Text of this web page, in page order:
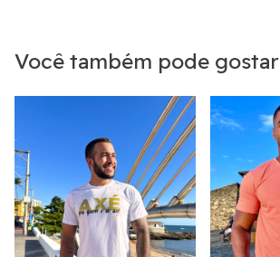
Você também pode gostar